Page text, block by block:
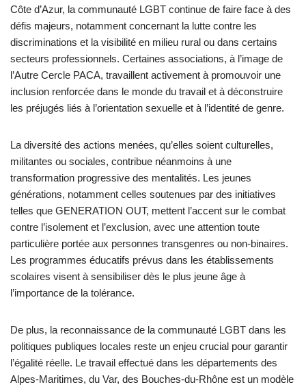
Côte d’Azur, la communauté LGBT continue de faire face à des
défis majeurs, notamment concernant la lutte contre les
discriminations et la visibilité en milieu rural ou dans certains
secteurs professionnels. Certaines associations, à l’image de
l’Autre Cercle PACA, travaillent activement à promouvoir une
inclusion renforcée dans le monde du travail et à déconstruire
les préjugés liés à l’orientation sexuelle et à l’identité de genre.
La diversité des actions menées, qu’elles soient culturelles,
militantes ou sociales, contribue néanmoins à une
transformation progressive des mentalités. Les jeunes
générations, notamment celles soutenues par des initiatives
telles que GENERATION OUT, mettent l’accent sur le combat
contre l’isolement et l’exclusion, avec une attention toute
particulière portée aux personnes transgenres ou non-binaires.
Les programmes éducatifs prévus dans les établissements
scolaires visent à sensibiliser dès le plus jeune âge à
l’importance de la tolérance.
De plus, la reconnaissance de la communauté LGBT dans les
politiques publiques locales reste un enjeu crucial pour garantir
l’égalité réelle. Le travail effectué dans les départements des
Alpes-Maritimes, du Var, des Bouches-du-Rhône est un modèle